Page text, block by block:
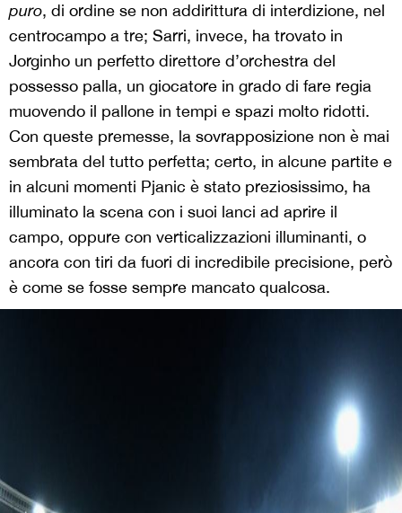
puro, di ordine se non addirittura di interdizione, nel
centrocampo a tre; Sarri, invece, ha trovato in
Jorginho un perfetto direttore d’orchestra del
possesso palla, un giocatore in grado di fare regia
muovendo il pallone in tempi e spazi molto ridotti.
Con queste premesse, la sovrapposizione non è mai
sembrata del tutto perfetta; certo, in alcune partite e
in alcuni momenti Pjanic è stato preziosissimo, ha
illuminato la scena con i suoi lanci ad aprire il
campo, oppure con verticalizzazioni illuminanti, o
ancora con tiri da fuori di incredibile precisione, però
è come se fosse sempre mancato qualcosa.